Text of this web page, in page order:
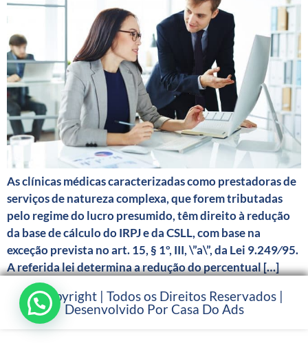
As clínicas médicas caracterizadas como prestadoras de
serviços de natureza complexa, que forem tributadas
pelo regime do lucro presumido, têm direito à redução
da base de cálculo do IRPJ e da CSLL, com base na
exceção prevista no art. 15, § 1º, III, \”a\”, da Lei 9.249⁄95.
A referida lei determina a redução do percentual […]
© Copyright | Todos os Direitos Reservados |
Desenvolvido Por Casa Do Ads